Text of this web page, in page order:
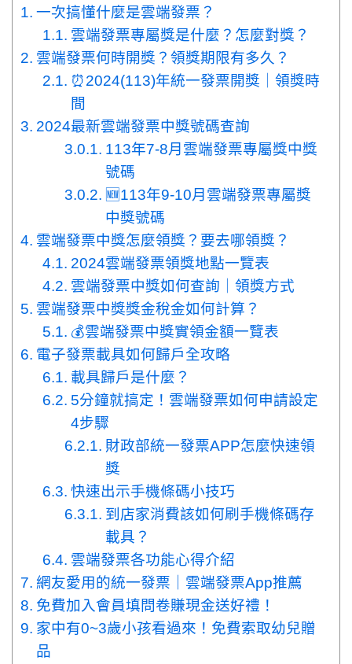
一次搞懂什麼是雲端發票？
雲端發票專屬獎是什麼？怎麼對獎？
雲端發票何時開獎？領獎期限有多久？
⏰2024(113)年統一發票開獎｜領獎時
間
2024最新雲端發票中獎號碼查詢
113年7-8月雲端發票專屬獎中獎
號碼
🆕113年9-10月雲端發票專屬獎
中獎號碼
雲端發票中獎怎麼領獎？要去哪領獎？
2024雲端發票領獎地點一覽表
雲端發票中獎如何查詢｜領獎方式
雲端發票中獎獎金稅金如何計算？
💰雲端發票中獎實領金額一覽表
電子發票載具如何歸戶全攻略
載具歸戶是什麼？
5分鐘就搞定！雲端發票如何申請設定
4步驟
財政部統一發票APP怎麼快速領
獎
快速出示手機條碼小技巧
到店家消費該如何刷手機條碼存
載具？
雲端發票各功能心得介紹
網友愛用的統一發票｜雲端發票App推薦
免費加入會員填問卷賺現金送好禮！
家中有0~3歲小孩看過來！免費索取幼兒贈
品